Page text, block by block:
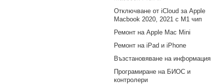
Отключване от iCloud за Apple
Macbook 2020, 2021 с M1 чип
Ремонт на Apple Mac Mini
Ремонт на iPad и iPhone
Възстановяване на информация
Програмиране на БИОС и
контролери